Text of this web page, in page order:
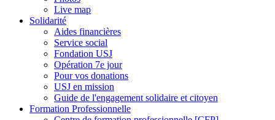
Live map
Solidarité
Aides financières
Service social
Fondation USJ
Opération 7e jour
Pour vos donations
USJ en mission
Guide de l'engagement solidaire et citoyen
Formation Professionnelle